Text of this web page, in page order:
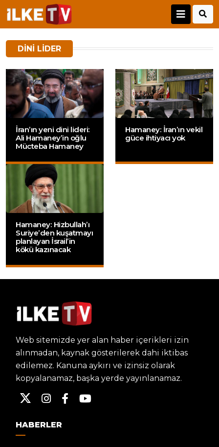
DINI LIDER
İran’ın yeni dini lideri:
Ali Hamaney’in oğlu
Mücteba Hamaney
Hamaney: İran’ın vekil
güce ihtiyacı yok
Hamaney: Hizbullah’ı
Suriye’den kuşatmayı
planlayan İsrail’in
kökü kazınacak
Web sitemizde yer alan haber içerikleri izin
alınmadan, kaynak gösterilerek dahi iktibas
edilemez. Kanuna aykırı ve izinsiz olarak
kopyalanamaz, başka yerde yayınlanamaz.
HABERLER